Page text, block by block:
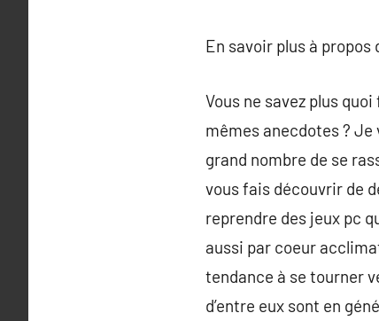
En savoir plus à propos
Vous ne savez plus
mêmes anecdotes ?
grand nombre de se
vous fais découvrir de
reprendre des jeux pc
aussi par coeur
tendance à se tourner
d’entre eux sont en